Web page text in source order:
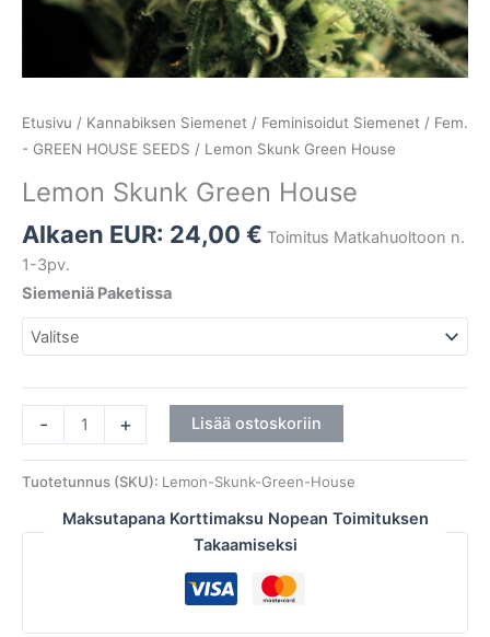
Etusivu / Kannabiksen Siemenet / Feminisoidut Siemenet / Fem.
- GREEN HOUSE SEEDS / Lemon Skunk Green House
Lemon Skunk Green House
Alkaen EUR: 24,00 € Toimitus Matkahuoltoon n.
1-3pv.
Siemeniä Paketissa
- + Lisää ostoskoriin
Tuotetunnus (SKU): Lemon-Skunk-Green-House
Maksutapana Korttimaksu Nopean Toimituksen
Takaamiseksi